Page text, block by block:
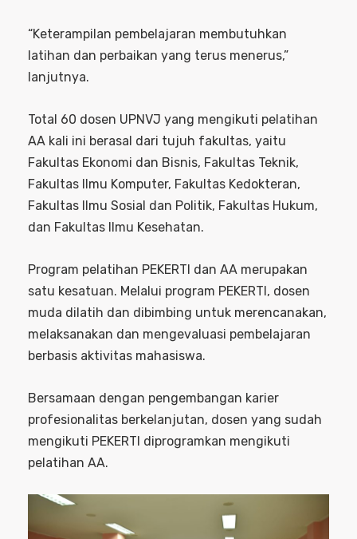
“Keterampilan pembelajaran membutuhkan
latihan dan perbaikan yang terus menerus,”
lanjutnya.
Total 60 dosen UPNVJ yang mengikuti pelatihan
AA kali ini berasal dari tujuh fakultas, yaitu
Fakultas Ekonomi dan Bisnis, Fakultas Teknik,
Fakultas Ilmu Komputer, Fakultas Kedokteran,
Fakultas Ilmu Sosial dan Politik, Fakultas Hukum,
dan Fakultas Ilmu Kesehatan.
Program pelatihan PEKERTI dan AA merupakan
satu kesatuan. Melalui program PEKERTI, dosen
muda dilatih dan dibimbing untuk merencanakan,
melaksanakan dan mengevaluasi pembelajaran
berbasis aktivitas mahasiswa.
Bersamaan dengan pengembangan karier
profesionalitas berkelanjutan, dosen yang sudah
mengikuti PEKERTI diprogramkan mengikuti
pelatihan AA.